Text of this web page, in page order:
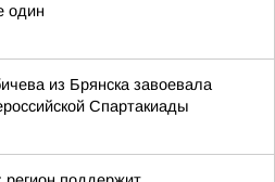
один
из Брянска завоевала
Спартакиады